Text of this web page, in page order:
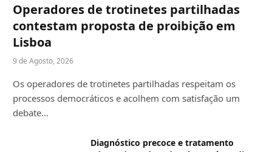
Operadores de trotinetes partilhadas
contestam proposta de proibição em
Lisboa
9 de Agosto, 2026
Os operadores de trotinetes partilhadas respeitam os
processos democráticos e acolhem com satisfação um
debate…
Diagnóstico precoce e tratamento